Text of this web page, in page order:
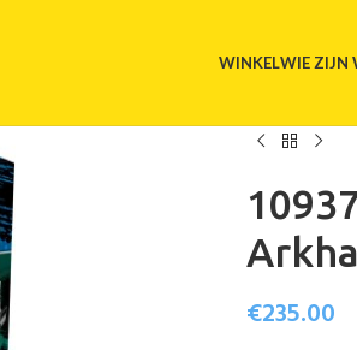
WINKELWIE ZIJN
€235.00